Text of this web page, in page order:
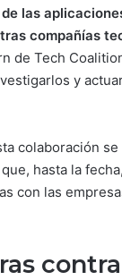
las
compañías
de Tech
y
colaboración
hasta la
con las